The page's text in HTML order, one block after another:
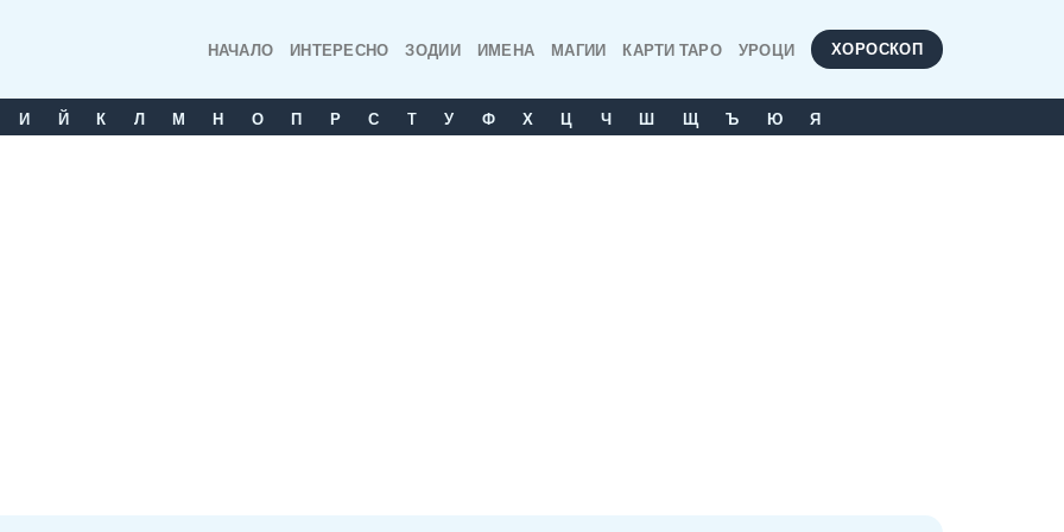
НАЧАЛО ИНТЕРЕСНО ЗОДИИ ИМЕНА МАГИИ КАРТИ ТАРО УРОЦИ ХОРОСКОП
И Й К Л М Н О П Р С T У Ф Х Ц Ч Ш Щ Ъ Ю Я